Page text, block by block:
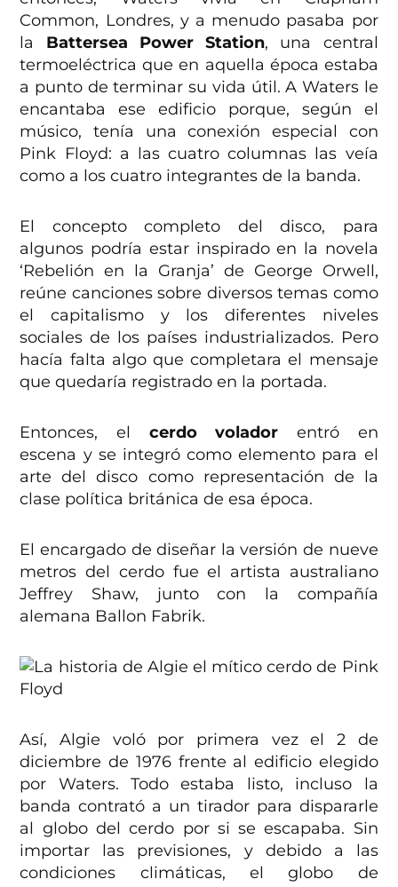
Common, Londres, y a menudo pasaba por
la Battersea Power Station, una central
termoeléctrica que en aquella época estaba
a punto de terminar su vida útil. A Waters le
encantaba ese edificio porque, según el
músico, tenía una conexión especial con
Pink Floyd: a las cuatro columnas las veía
como a los cuatro integrantes de la banda.
El concepto completo del disco, para
algunos podría estar inspirado en la novela
‘Rebelión en la Granja’ de George Orwell,
reúne canciones sobre diversos temas como
el capitalismo y los diferentes niveles
sociales de los países industrializados. Pero
hacía falta algo que completara el mensaje
que quedaría registrado en la portada.
Entonces, el cerdo volador entró en
escena y se integró como elemento para el
arte del disco como representación de la
clase política británica de esa época.
El encargado de diseñar la versión de nueve
metros del cerdo fue el artista australiano
Jeffrey Shaw, junto con la compañía
alemana Ballon Fabrik.
Así, Algie voló por primera vez el 2 de
diciembre de 1976 frente al edificio elegido
por Waters. Todo estaba listo, incluso la
banda contrató a un tirador para dispararle
al globo del cerdo por si se escapaba. Sin
importar las previsiones, y debido a las
condiciones climáticas, el globo de